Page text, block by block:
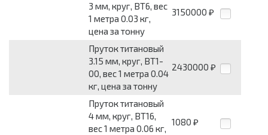
3 мм, круг, ВТ6, вес
1 метра 0.03 кг,
цена за тонну
3150000 ₽
Пруток титановый
3.15 мм, круг, ВТ1-
00, вес 1 метра 0.04
кг, цена за тонну
2430000 ₽
Пруток титановый
4 мм, круг, ВТ16,
вес 1 метра 0.06 кг,
1080 ₽